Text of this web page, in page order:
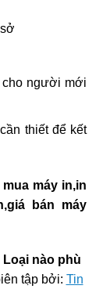
người mới
thiết để kết
máy in,in
bán máy
Loại nào phù
tập bởi: Tin